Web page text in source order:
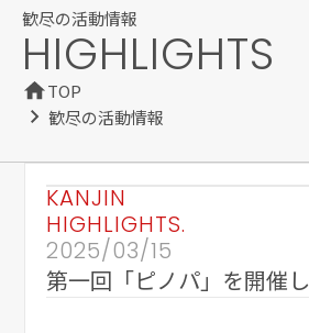
歓尽の活動情報
HIGHLIGHTS
TOP
歓尽の活動情報
KANJIN
HIGHLIGHTS.
2025/03/15
第一回「ピノパ」を開催